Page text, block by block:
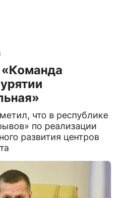
что в республике
по реализации
развития центров